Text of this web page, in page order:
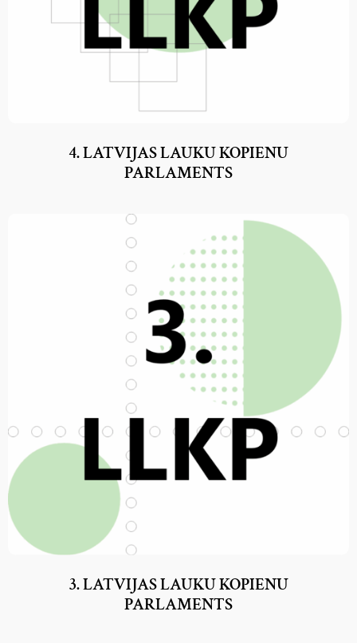
4. LATVIJAS LAUKU KOPIENU
PARLAMENTS
3. LATVIJAS LAUKU KOPIENU
PARLAMENTS